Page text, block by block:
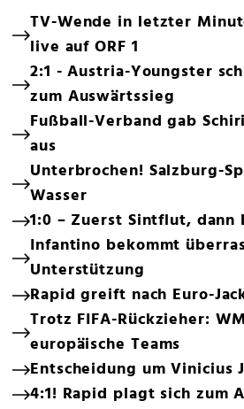
TV-Wende in letzter
live auf ORF 1
2:1 - Austria-Youngster
zum Auswärtssieg
Fußball-Verband gab
aus
Unterbrochen! Salzburg-
Wasser
1:0 – Zuerst Sintflut, dann
Infantino bekommt
Unterstützung
Rapid greift nach Euro-
Trotz FIFA-Rückzieher:
europäische Teams
Entscheidung um Vinicius
4:1! Rapid plagt sich zum